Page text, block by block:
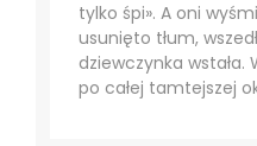
tylko śpi». A oni
usunięto tłum,
dziewczynka wstała.
po całej tamtejszej